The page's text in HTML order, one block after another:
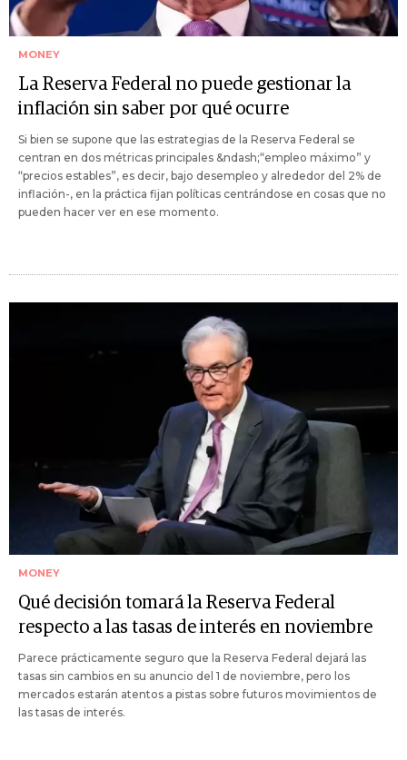
MONEY
La Reserva Federal no puede gestionar la
inflación sin saber por qué ocurre
Si bien se supone que las estrategias de la Reserva Federal se
centran en dos métricas principales &ndash;“empleo máximo” y
“precios estables”, es decir, bajo desempleo y alrededor del 2% de
inflación-, en la práctica fijan políticas centrándose en cosas que no
pueden hacer ver en ese momento.
MONEY
Qué decisión tomará la Reserva Federal
respecto a las tasas de interés en noviembre
Parece prácticamente seguro que la Reserva Federal dejará las
tasas sin cambios en su anuncio del 1 de noviembre, pero los
mercados estarán atentos a pistas sobre futuros movimientos de
las tasas de interés.